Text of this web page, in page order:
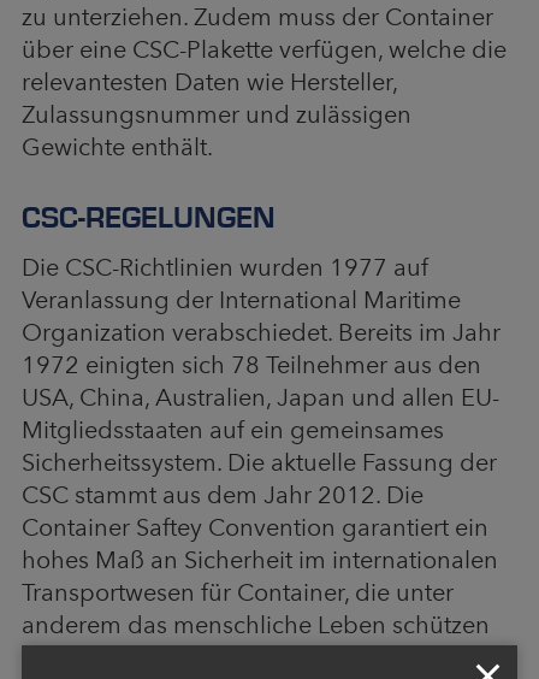
zu unterziehen. Zudem muss der Container
über eine CSC-Plakette verfügen, welche die
relevantesten Daten wie Hersteller,
Zulassungsnummer und zulässigen
Gewichte enthält.
CSC-REGELUNGEN
Die CSC-Richtlinien wurden 1977 auf
Veranlassung der International Maritime
Organization verabschiedet. Bereits im Jahr
1972 einigten sich 78 Teilnehmer aus den
USA, China, Australien, Japan und allen EU-
Mitgliedsstaaten auf ein gemeinsames
Sicherheitssystem. Die aktuelle Fassung der
CSC stammt aus dem Jahr 2012. Die
Container Saftey Convention garantiert ein
hohes Maß an Sicherheit im internationalen
Transportwesen für Container, die unter
anderem das menschliche Leben schützen
soll. Um die Sicherheitsstandards konstant